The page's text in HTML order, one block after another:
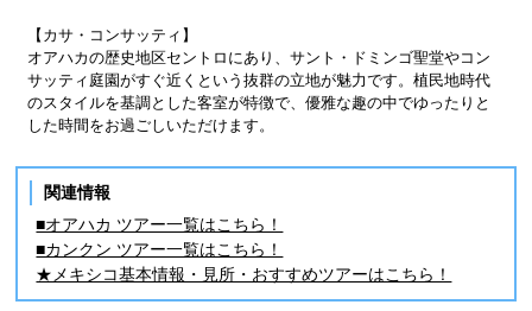
【カサ・コンサッティ】
オアハカの歴史地区セントロにあり、サント・ドミンゴ聖堂やコン
サッティ庭園がすぐ近くという抜群の立地が魅力です。植民地時代
のスタイルを基調とした客室が特徴で、優雅な趣の中でゆったりと
した時間をお過ごしいただけます。
関連情報
■オアハカ ツアー一覧はこちら！
■カンクン ツアー一覧はこちら！
★メキシコ基本情報・見所・おすすめツアーはこちら！